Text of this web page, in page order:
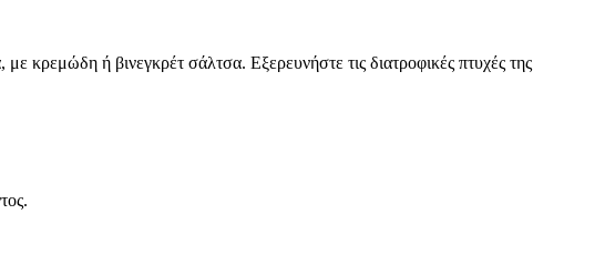
κρεμώδη ή βινεγκρέτ σάλτσα. Εξερευνήστε τις διατροφικές πτυχές της